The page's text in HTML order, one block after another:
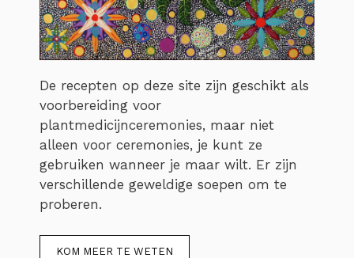
De recepten op deze site zijn geschikt als
voorbereiding voor
plantmedicijnceremonies, maar niet
alleen voor ceremonies, je kunt ze
gebruiken wanneer je maar wilt. Er zijn
verschillende geweldige soepen om te
proberen.
KOM MEER TE WETEN